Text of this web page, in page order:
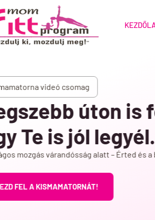
Regeneráló videó csomag
Újra jól
testedben –
A tested végigkísért életed legnagyobb